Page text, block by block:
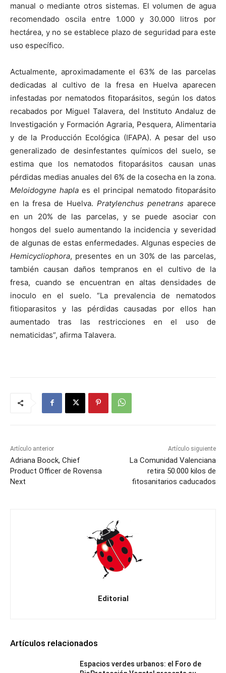
manual o mediante otros sistemas. El volumen de agua
recomendado oscila entre 1.000 y 30.000 litros por
hectárea, y no se establece plazo de seguridad para este
uso específico.
Actualmente, aproximadamente el 63% de las parcelas
dedicadas al cultivo de la fresa en Huelva aparecen
infestadas por nematodos fitoparásitos, según los datos
recabados por Miguel Talavera, del Instituto Andaluz de
Investigación y Formación Agraria, Pesquera, Alimentaria
y de la Producción Ecológica (IFAPA). A pesar del uso
generalizado de desinfestantes químicos del suelo, se
estima que los nematodos fitoparásitos causan unas
pérdidas medias anuales del 6% de la cosecha en la zona.
Meloidogyne hapla es el principal nematodo fitoparásito
en la fresa de Huelva. Pratylenchus penetrans aparece
en un 20% de las parcelas, y se puede asociar con
hongos del suelo aumentando la incidencia y severidad
de algunas de estas enfermedades. Algunas especies de
Hemicycliophora, presentes en un 30% de las parcelas,
también causan daños tempranos en el cultivo de la
fresa, cuando se encuentran en altas densidades de
inoculo en el suelo. “La prevalencia de nematodos
fitioparasitos y las pérdidas causadas por ellos han
aumentado tras las restricciones en el uso de
nematicidas”, afirma Talavera.
Artículo anterior
Adriana Boock, Chief
Product Officer de Rovensa
Next
Artículo siguiente
La Comunidad Valenciana
retira 50.000 kilos de
fitosanitarios caducados
Editorial
Artículos relacionados
Espacios verdes urbanos: el Foro de